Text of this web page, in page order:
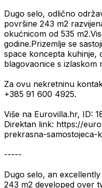
Dugo selo, odlično
površine 243 m2
okućnicom od 535
godine.Prizemlje se
space koncepta kuhinje,
blagovaonice s izlaskom
Za ovu nekretninu
+385 91 600 4925.
Više na Eurovilla.hr, ID:
Direktan link: https://
prekrasna-
-----
Dugo selo, an
243 m2 developed over